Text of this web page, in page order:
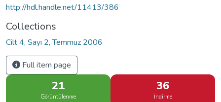
http://hdl.handle.net/11413/386
Collections
Cilt 4, Sayı 2, Temmuz 2006
Full item page
21
Görüntülenme
36
İndirme